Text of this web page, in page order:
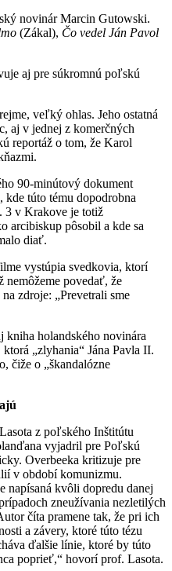
novinár Marcin Gutowski.
(Zákal), Čo vedel Ján Pavol
aj pre súkromnú poľskú
veľký ohlas. Jeho ostatná
aj v jednej z komerčných
reportáž o tom, že Karol
90-minútový dokument
, kde túto tému dopodrobna
3 v Krakove je totiž
arcibiskup pôsobil a kde sa
diať.
vystúpia svedkovia, ktorí
povedať, že
zdroje: „Prevetrali sme
holandského novinára
ktorá „zlyhania“ Jána Pavla II.
čiže o „škandalózne
z poľského Inštitútu
vyjadril pre Poľskú
Overbeeka kritizuje pre
v období komunizmu.
napísaná kvôli dopredu danej
zneužívania nezletilých
číta pramene tak, že pri ich
a závery, ktoré túto tézu
ďalšie línie, ktoré by túto
poprieť,“ hovorí prof. Lasota.